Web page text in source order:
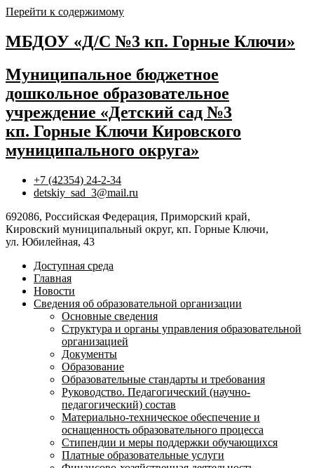
Перейти к содержимому
МБДОУ «Д/С №3 кп. Горные Ключи»
Муниципальное бюджетное
дошкольное образовательное
учреждение «Детский сад №3
кп. Горные Ключи Кировского
муниципального округа»
+7 (42354) 24-2-34
detskiy_sad_3@mail.ru
692086, Российская Федерация, Приморский край,
Кировский муниципальный округ, кп. Горные Ключи,
ул. Юбилейная, 43
Доступная среда
Главная
Новости
Сведения об образовательной организации
Основные сведения
Структура и органы управления образовательной
организацией
Документы
Образование
Образовательные стандарты и требования
Руководство. Педагогический (научно-
педагогический) состав
Материально-техническое обеспечение и
оснащенность образовательного процесса
Стипендии и меры поддержки обучающихся
Платные образовательные услуги